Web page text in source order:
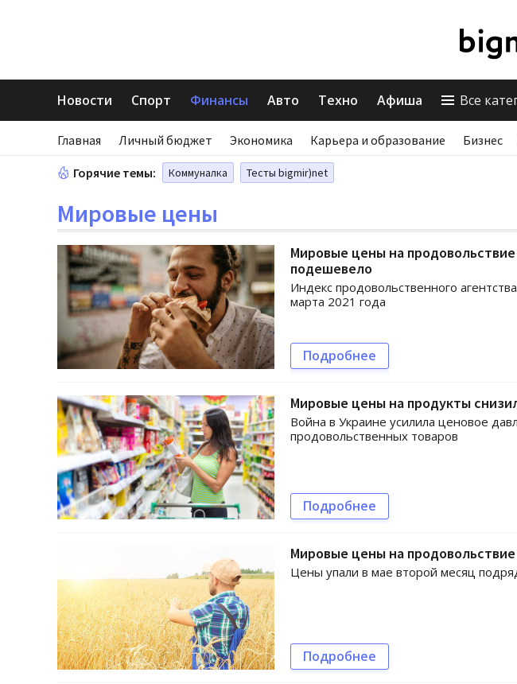
Новости Спорт Финансы Авто Техно Афиша Все
Главная Личный бюджет Экономика Карьера и образование Бизнес
Горячие темы: Коммуналка Тесты bigmir)net
Мировые цены
Мировые цены на
подешевело
Индекс продовольственного
марта 2021 года
Подробнее
Мировые цены на продукты
Война в Украине усилила ценовое
продовольственных товаров
Подробнее
Мировые цены на
Цены упали в мае второй месяц
Подробнее